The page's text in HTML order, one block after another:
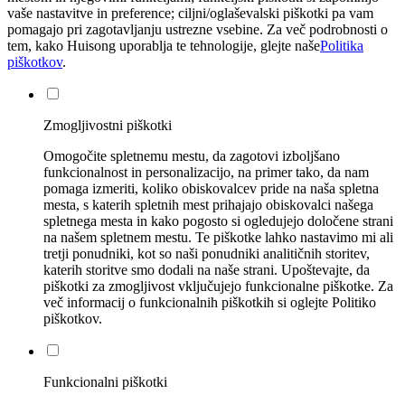
vaše nastavitve in preference; ciljni/oglaševalski piškotki pa vam
pomagajo pri zagotavljanju ustrezne vsebine. Za več podrobnosti o
tem, kako Huisong uporablja te tehnologije, glejte našePolitika
piškotkov.
Zmogljivostni piškotki
Omogočite spletnemu mestu, da zagotovi izboljšano
funkcionalnost in personalizacijo, na primer tako, da nam
pomaga izmeriti, koliko obiskovalcev pride na naša spletna
mesta, s katerih spletnih mest prihajajo obiskovalci našega
spletnega mesta in kako pogosto si ogledujejo določene strani
na našem spletnem mestu. Te piškotke lahko nastavimo mi ali
tretji ponudniki, kot so naši ponudniki analitičnih storitev,
katerih storitve smo dodali na naše strani. Upoštevajte, da
piškotki za zmogljivost vključujejo funkcionalne piškotke. Za
več informacij o funkcionalnih piškotkih si oglejte Politiko
piškotkov.
Funkcionalni piškotki